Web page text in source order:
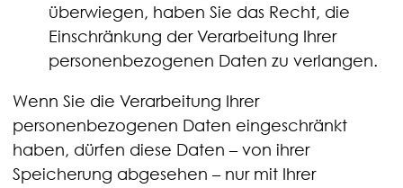
überwiegen, haben Sie das Recht, die
Einschränkung der Verarbeitung Ihrer
personenbezogenen Daten zu verlangen.
Wenn Sie die Verarbeitung Ihrer
personenbezogenen Daten eingeschränkt
haben, dürfen diese Daten – von ihrer
Speicherung abgesehen – nur mit Ihrer